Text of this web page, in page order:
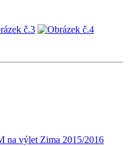
na výlet Zima 2015/2016